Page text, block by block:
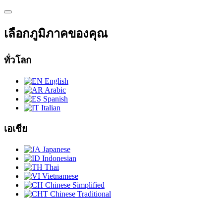
เลือกภูมิภาคของคุณ
ทั่วโลก
English
Arabic
Spanish
Italian
เอเชีย
Japanese
Indonesian
Thai
Vietnamese
Chinese Simplified
Chinese Traditional